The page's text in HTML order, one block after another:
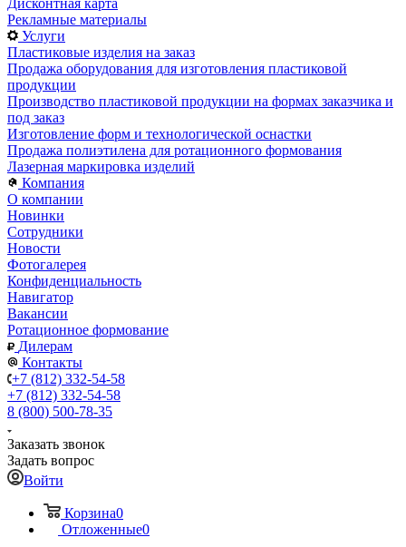
Дисконтная карта
Рекламные материалы
Услуги
Пластиковые изделия на заказ
Продажа оборудования для изготовления пластиковой
продукции
Производство пластиковой продукции на формах заказчика и
под заказ
Изготовление форм и технологической оснастки
Продажа полиэтилена для ротационного формования
Лазерная маркировка изделий
Компания
О компании
Новинки
Сотрудники
Новости
Фотогалерея
Конфиденциальность
Навигатор
Вакансии
Ротационное формование
Дилерам
Контакты
+7 (812) 332-54-58
+7 (812) 332-54-58
8 (800) 500-78-35
Заказать звонок
Задать вопрос
Войти
Корзина0
Отложенные0